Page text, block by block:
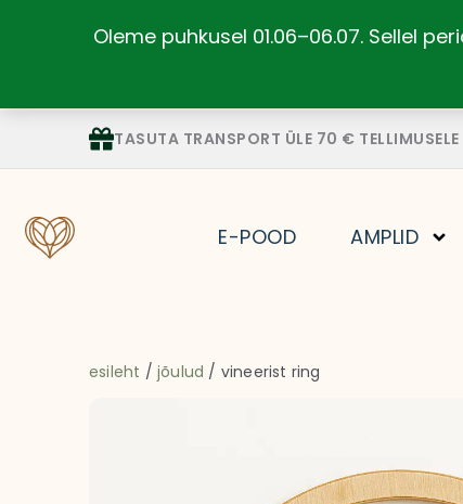
Oleme puhkusel 01.06–06.07. Sellel
TASUTA TRANSPORT ÜLE 70 € TELLIMUSELE
E-POOD AMPLID
esileht /jõulud / vineerist ring